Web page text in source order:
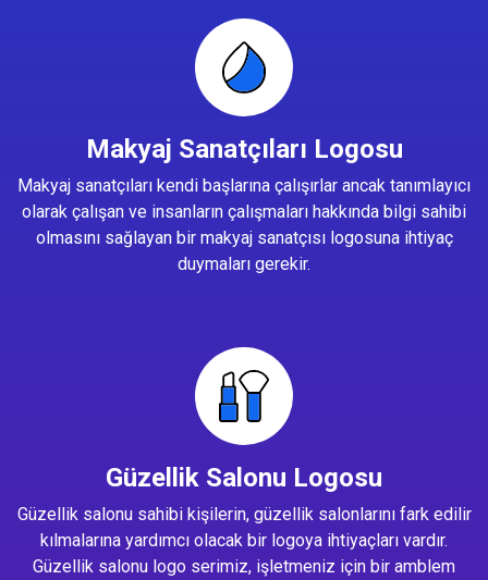
Makyaj Sanatçıları Logosu
Makyaj sanatçıları kendi başlarına çalışırlar ancak tanımlayıcı
olarak çalışan ve insanların çalışmaları hakkında bilgi sahibi
olmasını sağlayan bir makyaj sanatçısı logosuna ihtiyaç
duymaları gerekir.
Güzellik Salonu Logosu
Güzellik salonu sahibi kişilerin, güzellik salonlarını fark edilir
kılmalarına yardımcı olacak bir logoya ihtiyaçları vardır.
Güzellik salonu logo serimiz, işletmeniz için bir amblem